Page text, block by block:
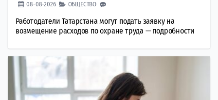
08-08-2026 ОБЩЕСТВО
Работодатели Татарстана могут подать заявку на
возмещение расходов по охране труда — подробности